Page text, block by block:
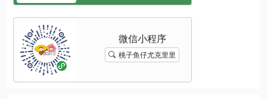
桃子鱼仔尤克里里